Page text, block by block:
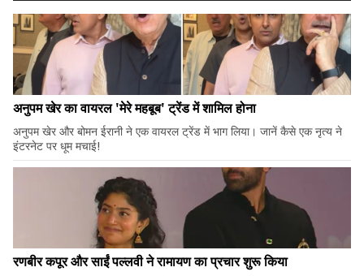
अनुपम खेर का वायरल 'मेरे महबूब' ट्रेंड में शामिल होना
अनुपम खेर और बोमन ईरानी ने एक वायरल ट्रेंड में भाग लिया। जानें कैसे एक नृत्य ने
इंटरनेट पर धूम मचाई!
रणबीर कपूर और साईं पल्लवी ने रामायण का प्रचार शुरू किया